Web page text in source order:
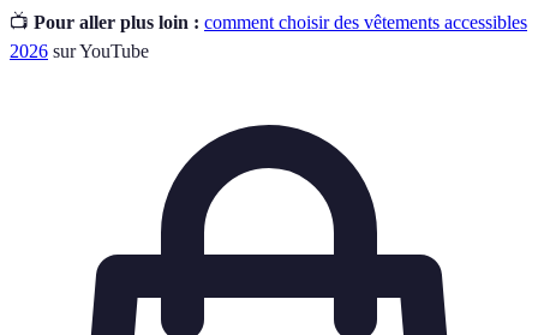
📺 Pour aller plus loin : comment choisir des vêtements accessibles
2026 sur YouTube